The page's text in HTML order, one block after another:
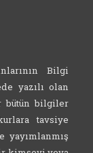
Bilgi
yazılı olan
bütün bilgiler
tavsiye